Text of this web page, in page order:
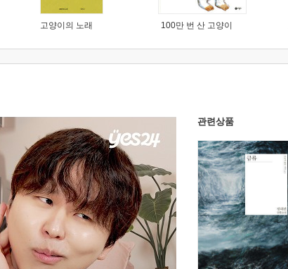
고양이의 노래 100만 번 산 고양이
관련상품